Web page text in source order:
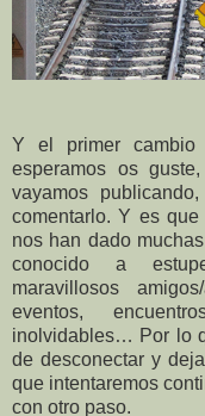
Y el primer
esperamos os
vayamos
comentarlo. Y es
nos han dado
conocido a
maravillosos
eventos,
inolvidables… Por lo
de desconectar y
que intentaremos
con otro paso.